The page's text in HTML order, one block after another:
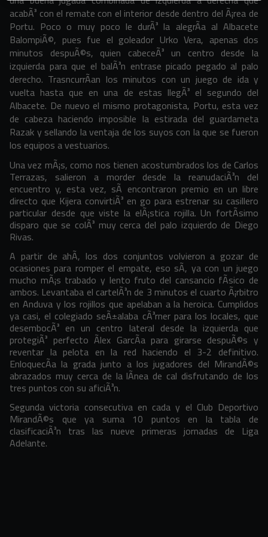
acabÃ³ con el remate con el interior desde dentro del Ã¡rea de
Portu. Poco o muy poco le durÃ³ la alegrÃ­a al Albacete
BalompiÃ©, pues fue el goleador Urko Vera, apenas dos
minutos despuÃ©s, quien cabeceÃ³ un centro desde la
izquierda para que el balÃ³n entrase picado pegado al palo
derecho. TrasncurrÃ­an los minutos con un juego de ida y
vuelta hasta que en una de estas llegÃ³ el segundo del
Albacete. De nuevo el mismo protagonista, Portu, esta vez
de cabeza haciendo imposible la estirada del guardameta
Razak y sellando la ventaja de los suyos con la que se fueron
los equipos a vestuarios.
Una vez mÃ¡s, como nos tienen acostumbrados los de Carlos
Terrazas, salieron a morder desde la reanudaciÃ³n del
encuentro y, esta vez, sÃ­ encontraron premio en un libre
directo que Kijera convirtiÃ³ en go para estrenar su casillero
particular desde que viste la elÃ¡stica rojilla. Un fortÃ­simo
disparo que se colÃ³ muy cerca del palo izquierdo de Diego
Rivas.
A partir de ahÃ­, los dos conjuntos volvieron a gozar de
ocasiones para romper el empate, eso sÃ­, ya con un juego
mucho mÃ¡s trabado y lento fruto del cansancio fÃ­sico de
ambos. Levantaba el cartelÃ³n de 3 minutos el cuarto Ã¡rbitro
en Anduva y los rojillos que apelaban a la heroica. Cumplidos
ya casi, el colegiado seÃ±alaba cÃ³rner para los locales, que
desembocÃ³ en un centro lateral desde la izquierda que
protegiÃ³ perfecto Ãlex GarcÃ­a para girarse despuÃ©s y
reventar la pelota en la red haciendo el 3-2 definitivo.
EnloquecÃ­a la grada junto a los jugadores del MirandÃ©s
abrazados muy cerca de la lÃ­nea de cal disfrutando de los
tres puntos con su aficiÃ³n.
Segunda victoria consecutiva en cada y el Club Deportivo
MirandÃ©s que ya suma 10 puntos en la tabla de
clasificaciÃ³n tras las nueve primeras jornadas de Liga
Adelante.